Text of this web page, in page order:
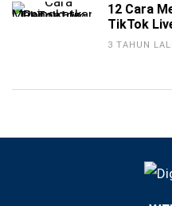
12 Cara
TikTok
3 TAHUN